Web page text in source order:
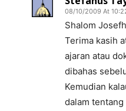
08/10/2009 At
Shalom
Terima kasih
ajaran atau
dibahas
Kemudian
dalam